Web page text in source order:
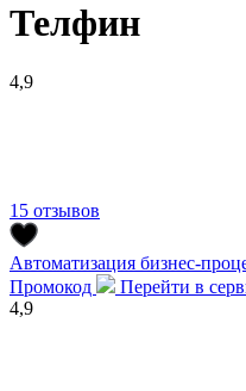
Телфин
4,9
15 отзывов
Автоматизация бизнес-
Промокод
Перейти в
4,9